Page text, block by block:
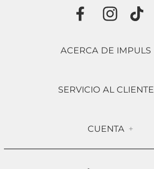
ACERCA DE IMPULS
Contáctanos
Compra Segura
SERVICIO AL CLIENTE
CUENTA +